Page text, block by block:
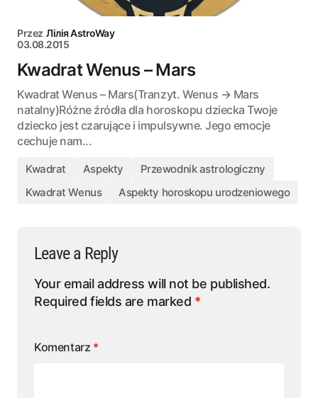
Przez Лілія AstroWay
03.08.2015
Kwadrat Wenus – Mars
Kwadrat Wenus – Mars(Tranzyt. Wenus → Mars
natalny)Różne źródła dla horoskopu dziecka Twoje
dziecko jest czarujące i impulsywne. Jego emocje
cechuje nam...
Kwadrat Aspekty
Przewodnik astrologiczny
Kwadrat Wenus
Aspekty horoskopu urodzeniowego
Leave a Reply
Your email address will not be published.
Required fields are marked *
Komentarz *